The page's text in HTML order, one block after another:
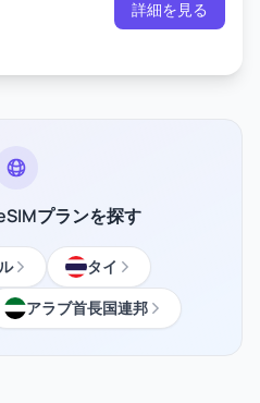
詳細を見る
プランを探す
タイ
アラブ首長国連邦